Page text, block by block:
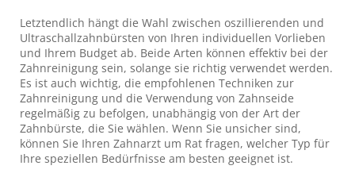
Letztendlich hängt die Wahl zwischen oszillierenden und
Ultraschallzahnbürsten von Ihren individuellen Vorlieben
und Ihrem Budget ab. Beide Arten können effektiv bei der
Zahnreinigung sein, solange sie richtig verwendet werden.
Es ist auch wichtig, die empfohlenen Techniken zur
Zahnreinigung und die Verwendung von Zahnseide
regelmäßig zu befolgen, unabhängig von der Art der
Zahnbürste, die Sie wählen. Wenn Sie unsicher sind,
können Sie Ihren Zahnarzt um Rat fragen, welcher Typ für
Ihre speziellen Bedürfnisse am besten geeignet ist.